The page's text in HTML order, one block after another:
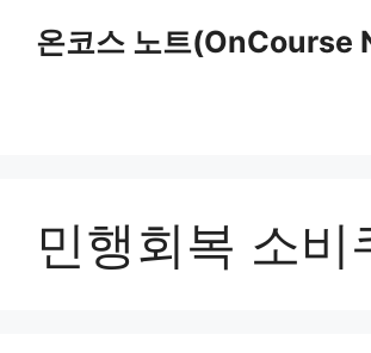
온코스 노트(OnCourse
민행회복 소비